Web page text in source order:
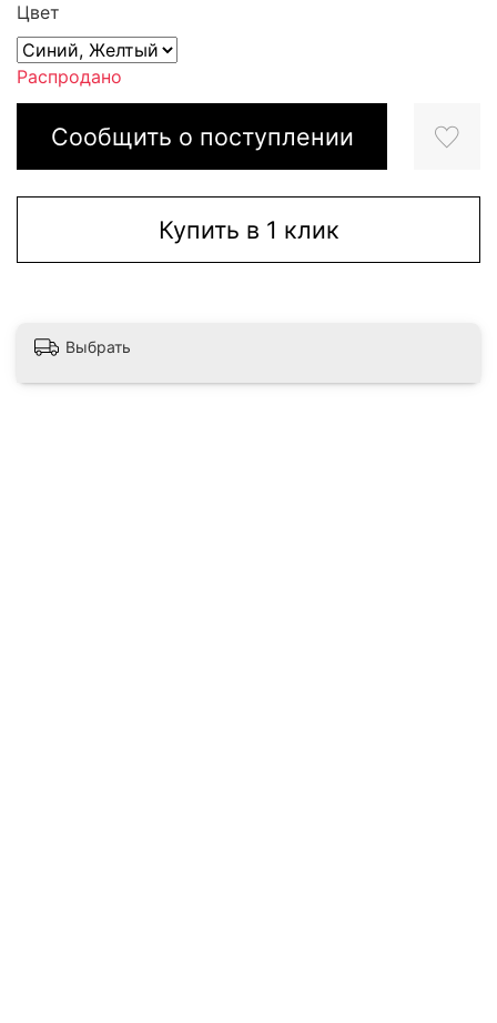
Сообщить о поступлении
Купить в 1 клик
Цвет
Распродано
Выбрать